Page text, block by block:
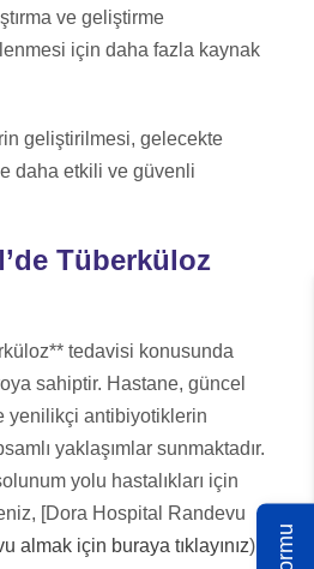
ve geliştirme
için daha fazla kaynak
geliştirilmesi, gelecekte
daha etkili ve güvenli
Tüberküloz
tedavisi konusunda
sahiptir. Hastane, güncel
yenilikçi antibiyotiklerin
yaklaşımlar sunmaktadır.
yolu hastalıkları için
[Dora Hospital Randevu
almak için buraya tıklayınız)